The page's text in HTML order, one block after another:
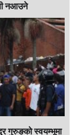
नआउने
गुरुङको स्वयम्भूमा